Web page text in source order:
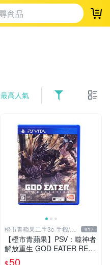
登
最高人氣
橙市青蘋果二手3c-手機/相
機
917
【橙市青蘋果】PSV：噬神者
解放重生 GOD EATER RES
URRECTION 日版 #19491
50